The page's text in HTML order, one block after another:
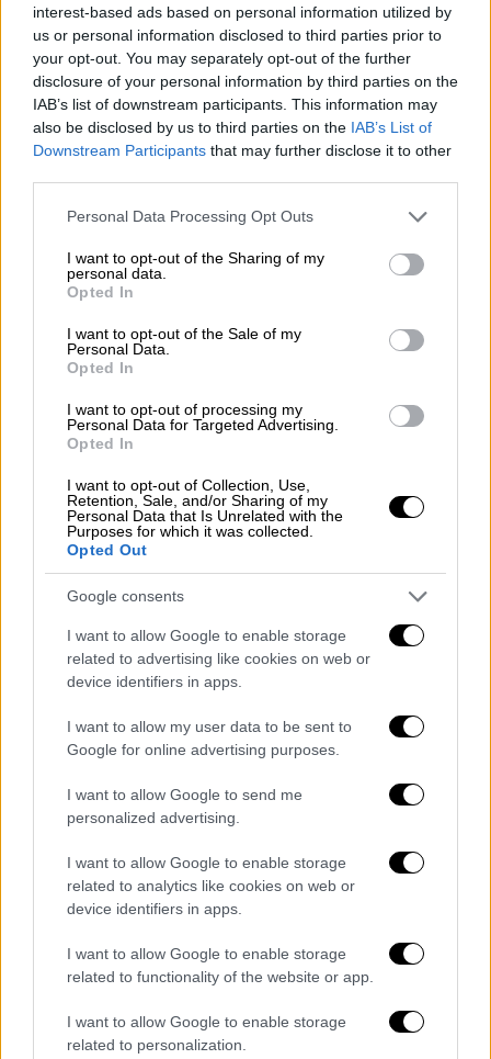
interest-based ads based on personal information utilized by
us or personal information disclosed to third parties prior to
your opt-out. You may separately opt-out of the further
disclosure of your personal information by third parties on the
IAB’s list of downstream participants. This information may
also be disclosed by us to third parties on the IAB’s List of
Downstream Participants that may further disclose it to other
Please note that this website/app uses one or more Google
not limited to your visit or usage behaviour. You may click to
grant or deny consent to Google and its third-party tags to
use your data for below specified purposes in below Google
consent section.
Personal Data Processing Opt Outs
I want to opt-out of the Sharing of my
personal data.
Opted In
I want to opt-out of the Sale of my
Personal Data.
Opted In
I want to opt-out of processing my
Personal Data for Targeted Advertising.
Opted In
I want to opt-out of Collection, Use,
Retention, Sale, and/or Sharing of my
Personal Data that Is Unrelated with the
Purposes for which it was collected.
Opted Out
Google consents
I want to allow Google to enable storage
related to advertising like cookies on web or
device identifiers in apps.
I want to allow my user data to be sent to
Google for online advertising purposes.
I want to allow Google to send me
personalized advertising.
I want to allow Google to enable storage
related to analytics like cookies on web or
device identifiers in apps.
I want to allow Google to enable storage
related to functionality of the website or app.
I want to allow Google to enable storage
related to personalization.
Συνελήφθη στην Αίγυπτο Ιταλίδα
χορεύτρια της κοιλιάς για προσβολή
της δημοσίας αιδούς
Πόσο θα μειωθεί η ημέρα σήμερα
Σύμφωνα με ειδικούς,η Γη περιστρέφεται
αυτό το καλοκαίρι πιο γρήγορα
απ’ ό,τι
συνήθως, λόγω της θέσης της Σελήνης. Η
πόλους του πλανήτη προκαλεί αύξηση της
ταχύτητας περιστροφής της Γης.
Το αποτέλεσμα;Σήμερα η διάρκεια της
ημέρας θα μειωθεί κατά 1,3 έως 1,6 χιλιοστά
του δευτερολέπτου, καθιστώντας την 9η
Ιουλίου τη συντομότερη ημέρα στην ιστορία
των μετρήσεων.
Όπως επισημαίνουν οιεπιστήμονες, η
περιστροφή του πλανήτη μας είναι
εξαιρετικά ευαίσθητη και μπορεί να
επηρεαστεί από φυσικά φαινόμενα, όπως οι
εποχικές αλλαγές, ακόμη και από φυσικές
καταστροφές.
Τρεις «μικρές» ημέρες το φετινό
καλοκαίρι
Η σημερινή δεν είναι η μοναδική ημέρα με
ασυνήθιστα μικρή διάρκεια. ΗΔιεθνής
Υπηρεσία Περιστροφής της Γης
ανάλογες μειώσεις θα σημειωθούν και στις
22 Ιουλίου και στις 5 Αυγούστου.
συνεχής επιτάχυνση της περιστροφής